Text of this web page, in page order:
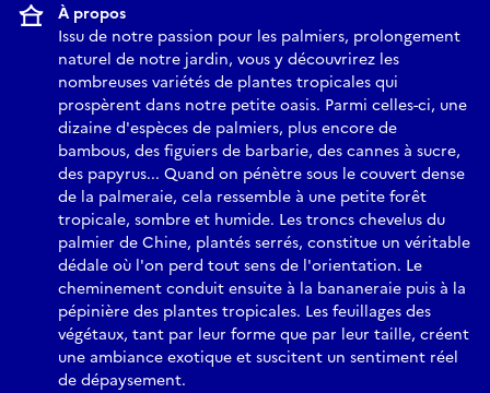
À propos
Issu de notre passion pour les palmiers, prolongement
naturel de notre jardin, vous y découvrirez les
nombreuses variétés de plantes tropicales qui
prospèrent dans notre petite oasis. Parmi celles-ci, une
dizaine d'espèces de palmiers, plus encore de
bambous, des figuiers de barbarie, des cannes à sucre,
des papyrus... Quand on pénètre sous le couvert dense
de la palmeraie, cela ressemble à une petite forêt
tropicale, sombre et humide. Les troncs chevelus du
palmier de Chine, plantés serrés, constitue un véritable
dédale où l'on perd tout sens de l'orientation. Le
cheminement conduit ensuite à la bananeraie puis à la
pépinière des plantes tropicales. Les feuillages des
végétaux, tant par leur forme que par leur taille, créent
une ambiance exotique et suscitent un sentiment réel
de dépaysement.